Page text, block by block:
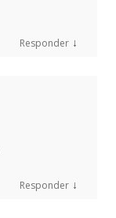
Responder ↓
Responder ↓